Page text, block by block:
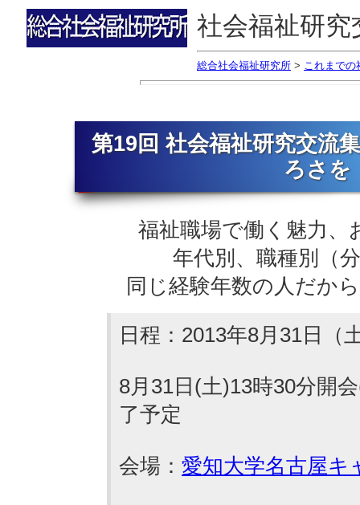
社会福祉研究
総合社会福祉研究所 > これまでの
第19回 社会福祉研究交流
ろさを
福祉職場で働く魅力
年代別、職種別（
同じ経験年数の人だか
日程：2013年8月31日（
8月31日(土)13時30分開
了予定
会場： 愛知大学名古屋キ